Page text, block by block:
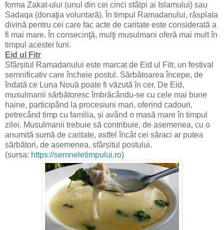
forma Zakat-ului (unul din cei cinci stâlpi ai Islamului) sau
Sadaqa (donaţia voluntară). În timpul Ramadanului, răsplata
divină pentru cei care fac acte de caritate este considerată a
fi mai mare. În consecinţă, mulţi musulmani oferă mai mult în
timpul acestei luni.
Eid ul Fitr
Sfârșitul Ramadanului este marcat de Eid ul Fitr, un festival
semnificativ care încheie postul. Sărbătoarea începe, de
îndată ce Luna Nouă poate fi văzută în cer. De Eid,
musulmanii sărbătoresc îmbrăcându-se cu cele mai bune
haine, participând la procesiuni mari, oferind cadouri,
petrecând timp cu familia, și având o masă mare în timpul
zilei. Musulmanii trebuie să contribuie, de asemenea, cu o
anumită sumă de caritate, astfel încât cei săraci ar putea
sărbători, de asemenea, sfârșitul postului.
(sursa: https://semneletimpului.ro)